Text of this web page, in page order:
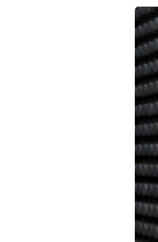
理
硬
甚
们
尔
玩
说